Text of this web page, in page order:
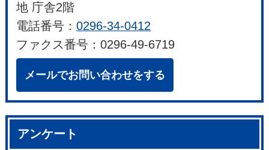
地 庁舎2階
電話番号：0296-34-0412
ファクス番号：0296-49-6719
メールでお問い合わせをする
アンケート